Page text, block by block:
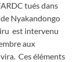
tués dans
Nyakandongo
est intervenu
aux
Ces éléments